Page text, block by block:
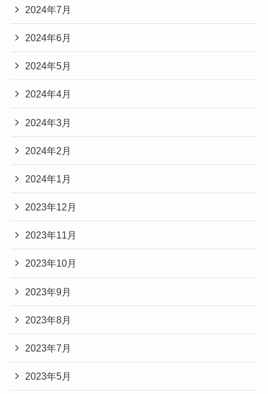
2024年7月
2024年6月
2024年5月
2024年4月
2024年3月
2024年2月
2024年1月
2023年12月
2023年11月
2023年10月
2023年9月
2023年8月
2023年7月
2023年5月